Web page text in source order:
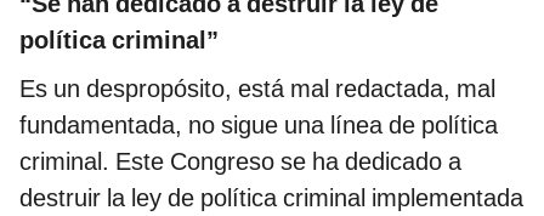
política criminal”
Es un despropósito, está mal redactada, mal
fundamentada, no sigue una línea de política
criminal. Este Congreso se ha dedicado a
destruir la ley de política criminal implementada